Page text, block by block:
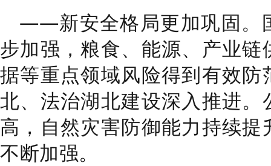
——新安全格局更加巩固
步加强，粮食、能源、产业
据等重点领域风险得到有效防
北、法治湖北建设深入推进。
高 ， 自然灾害防御能力持续提
不断加强。